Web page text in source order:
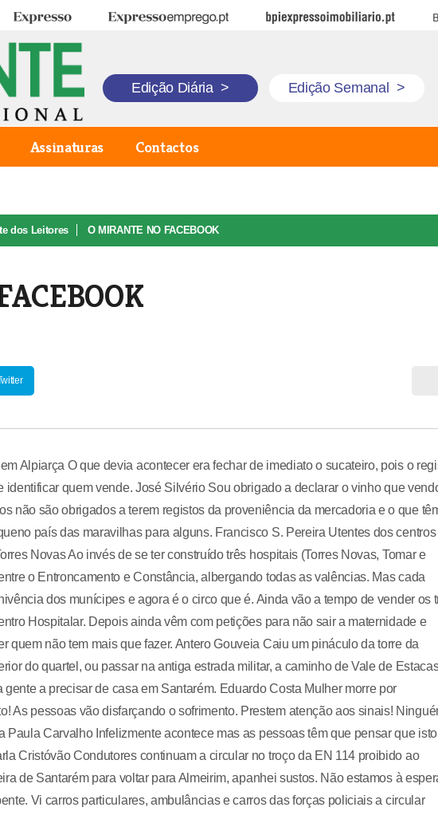
Expresso Expresso Emprego BPI Expresso Imobiliário
Edição Diária > Edição Semanal >
Assinaturas Contactos
dos Leitores O MIRANTE NO FACEBOOK
Alpiarça O que devia acontecer era fechar de imediato o sucateiro, pois o
identificar quem vende. José Silvério Sou obrigado a declarar o vinho que
não são obrigados a terem registos da proveniência da mercadoria e o que
país das maravilhas para alguns. Francisco S. Pereira Utentes dos
Novas Ao invés de se ter construído três hospitais (Torres Novas, Tomar e
o Entroncamento e Constância, albergando todas as valências. Mas cada
dos munícipes e agora é o circo que é. Ainda vão a tempo de vender os
Hospitalar. Depois ainda vêm com petições para não sair a maternidade e
quem não tem mais que fazer. Antero Gouveia Caiu um pináculo da torre da
do quartel, ou passar na antiga estrada militar, a caminho de Vale de
a precisar de casa em Santarém. Eduardo Costa Mulher morre por
As pessoas vão disfarçando o sofrimento. Prestem atenção aos sinais!
Paula Carvalho Infelizmente acontece mas as pessoas têm que pensar que isto
Cristóvão Condutores continuam a circular no troço da EN 114 proibido ao
de Santarém para voltar para Almeirim, apanhei sustos. Não estamos à
Vi carros particulares, ambulâncias e carros das forças policiais a circular